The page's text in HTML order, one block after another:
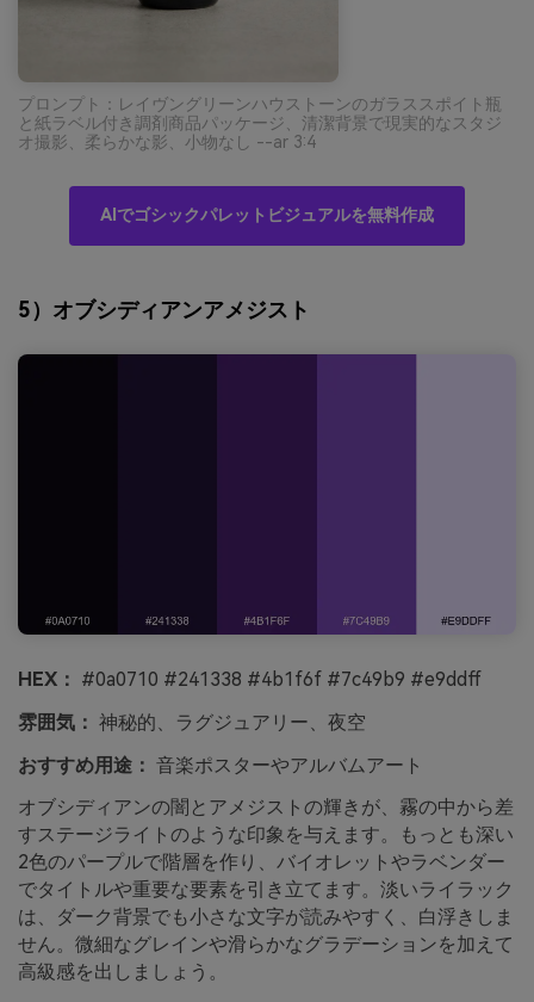
プロンプト：レイヴングリーンハウストーンのガラススポイト瓶
と紙ラベル付き調剤商品パッケージ、清潔背景で現実的なスタジ
オ撮影、柔らかな影、小物なし --ar 3:4
AIでゴシックパレットビジュアルを無料作成
5）オブシディアンアメジスト
HEX： #0a0710 #241338 #4b1f6f #7c49b9 #e9ddff
雰囲気： 神秘的、ラグジュアリー、夜空
おすすめ用途： 音楽ポスターやアルバムアート
オブシディアンの闇とアメジストの輝きが、霧の中から差
すステージライトのような印象を与えます。もっとも深い
2色のパープルで階層を作り、バイオレットやラベンダー
でタイトルや重要な要素を引き立てます。淡いライラック
は、ダーク背景でも小さな文字が読みやすく、白浮きしま
せん。微細なグレインや滑らかなグラデーションを加えて
高級感を出しましょう。